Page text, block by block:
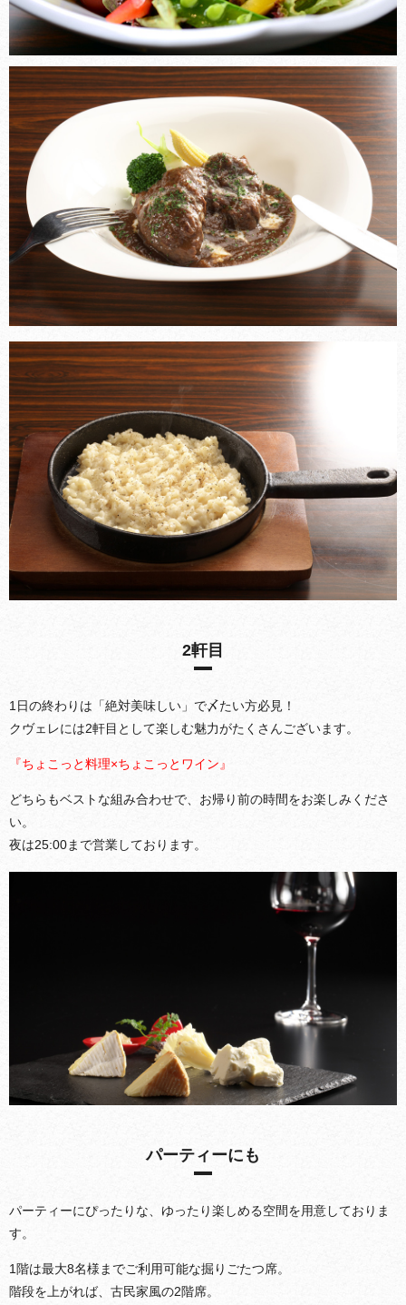
2軒目
1日の終わりは「絶対美味しい」で〆たい方必見！
クヴェレには2軒目として楽しむ魅力がたくさんございます。
『ちょこっと料理×ちょこっとワイン』
どちらもベストな組み合わせで、お帰り前の時間をお楽しみくださ
い。
夜は25:00まで営業しております。
パーティーにも
パーティーにぴったりな、ゆったり楽しめる空間を用意しておりま
す。
1階は最大8名様までご利用可能な掘りごたつ席。
階段を上がれば、古民家風の2階席。